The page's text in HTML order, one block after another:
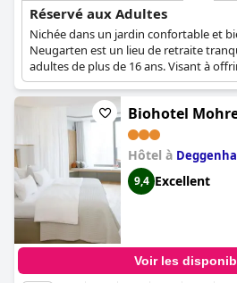
Réservé aux Adultes
Nichée dans un jardin confortable et
Neugarten est un lieu de retraite
adultes de plus de 16 ans. Visant à
de sérénité et de relaxation à tous ses
d'équipements et d'installations qui
couples, les jeunes mariés et les
simplement se détendre et recharger
environnement calme.
Biohotel
Hôtel à
9,4 Excellent
Voir les